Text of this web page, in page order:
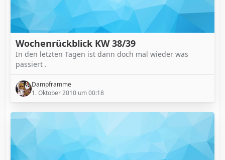
Wochenrückblick KW 38/39
In den letzten Tagen ist dann doch mal wieder was
passiert .
Dampframme
1. Oktober 2010 um 00:18